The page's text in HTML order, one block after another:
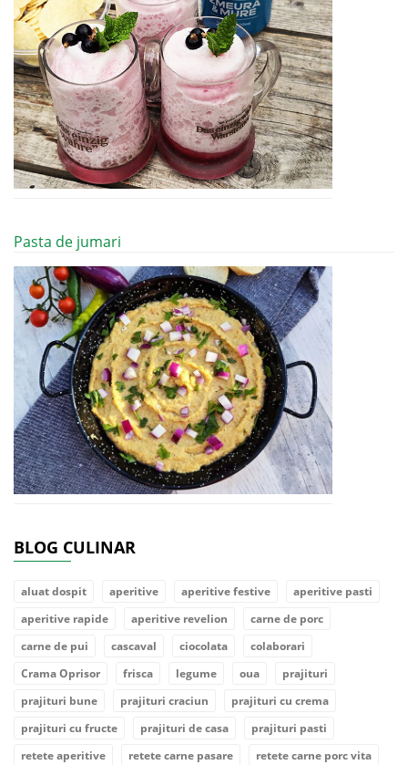
Pasta de jumari
BLOG CULINAR
aluat dospit aperitive aperitive festive
aperitive pasti
aperitive rapide
aperitive revelion
carne de porc
carne de pui
cascaval ciocolata
colaborari
Crama Oprisor
frisca legume oua
prajituri
prajituri bune
prajituri craciun
prajituri cu crema
prajituri cu fructe
prajituri de casa
prajituri pasti
retete aperitive
retete carne pasare
retete carne porc vita